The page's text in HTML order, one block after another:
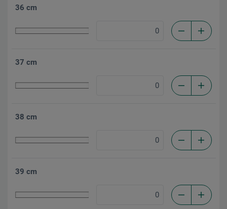
36 cm
37 cm
38 cm
39 cm